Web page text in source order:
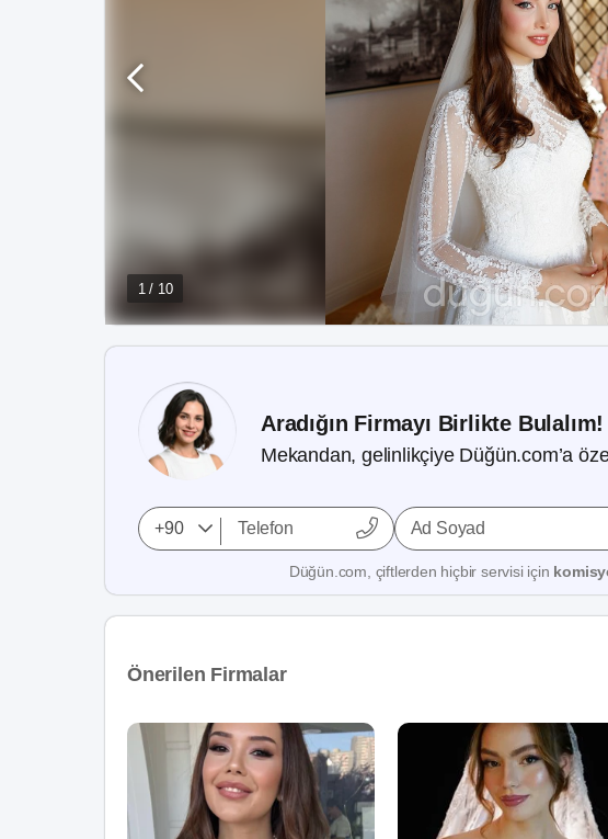
1 / 10
Aradığın Firmayı Birlikte Bulalım!
Mekandan, gelinlikçiye Düğün.com’a
Ad Soyad
Düğün.com, çiftlerden hiçbir servisi için
Önerilen Firmalar